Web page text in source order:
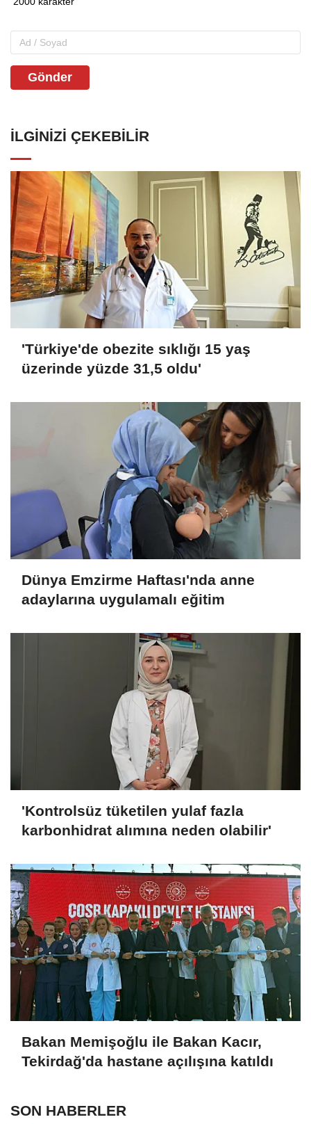
Gönder
İLGINIZI ÇEKEBILIR
'Türkiye'de obezite sıklığı 15 yaş
üzerinde yüzde 31,5 oldu'
Dünya Emzirme Haftası'nda anne
adaylarına uygulamalı eğitim
'Kontrolsüz tüketilen yulaf fazla
karbonhidrat alımına neden olabilir'
Bakan Memişoğlu ile Bakan Kacır,
Tekirdağ'da hastane açılışına katıldı
SON HABERLER